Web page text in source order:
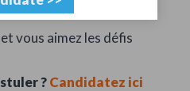
vous aimez les défis
?Candidatez ici